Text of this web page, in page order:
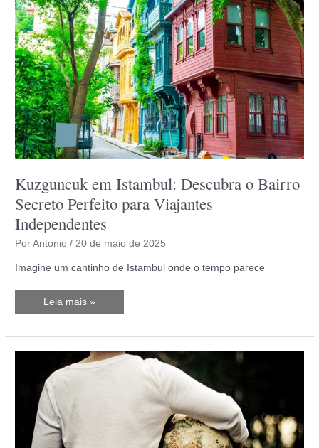
Kuzguncuk em Istambul: Descubra o Bairro
Secreto Perfeito para Viajantes
Independentes
PorAntonio/ 20 de maio de 2025
Imagine um cantinho de Istambul onde o tempo parece
Kuzguncuk
o
Perfeito
para
Viajantes
Independentes
Leia mais »